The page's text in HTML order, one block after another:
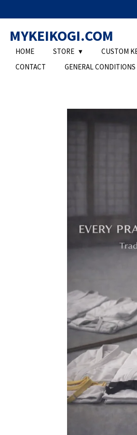
direct
naar
de
hoofdinhoud
MYKEIKOGI.COM
HOME STORE CUSTOM
CONTACT
GENERAL CONDITIONS